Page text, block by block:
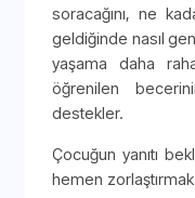
soracağını, ne
geldiğinde nasıl
yaşama daha
öğrenilen
destekler.
Çocuğun yanıtı
hemen